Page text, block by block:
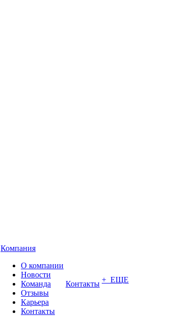
Компания
О компании
Новости
Команда
Отзывы
Карьера
Контакты
Контакты + ЕЩЕ